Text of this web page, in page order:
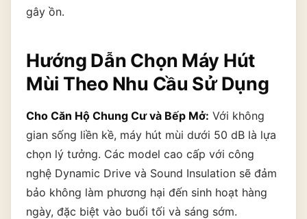
gây ồn.
Hướng Dẫn Chọn Máy Hút
Mùi Theo Nhu Cầu Sử Dụng
Cho Căn Hộ Chung Cư và Bếp Mở: Với không
gian sống liền kề, máy hút mùi dưới 50 dB là lựa
chọn lý tưởng. Các model cao cấp với công
nghệ Dynamic Drive và Sound Insulation sẽ đảm
bảo không làm phương hại đến sinh hoạt hàng
ngày, đặc biệt vào buổi tối và sáng sớm.